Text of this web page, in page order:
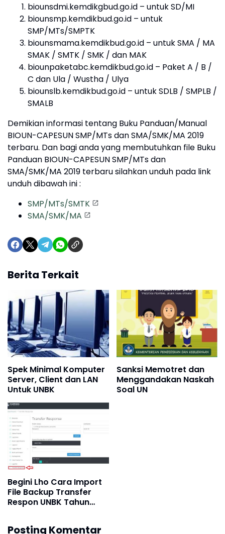
biounsdmi.kemdikgbud.go.id – untuk SD/MI
biounsmp.kemdikbud.go.id – untuk
SMP/MTs/SMPTK
biounsmama.kemdikbud.go.id – untuk SMA / MA
SMAK / SMTK / SMK / dan MAK
biounpaketabc.kemdikbud.go.id – Paket A / B /
C dan Ula / Wustha / Ulya
biounslb.kemdikbud.go.id – untuk SDLB / SMPLB /
SMALB
Demikian informasi tentang Buku Panduan/Manual
BIOUN-CAPESUN SMP/MTs dan SMA/SMK/MA 2019
terbaru. Dan bagi anda yang membutuhkan file Buku
Panduan BIOUN-CAPESUN SMP/MTs dan
SMA/SMK/MA 2019 terbaru silahkan unduh pada link
unduh dibawah ini :
SMP/MTs/SMTK
SMA/SMK/MA
Berita Terkait
Spek Minimal Komputer
Server, Client dan LAN
Untuk UNBK
Sanksi Memotret dan
Menggandakan Naskah
Soal UN
Begini Lho Cara Import
File Backup Transfer
Respon UNBK Tahun
Posting Komentar